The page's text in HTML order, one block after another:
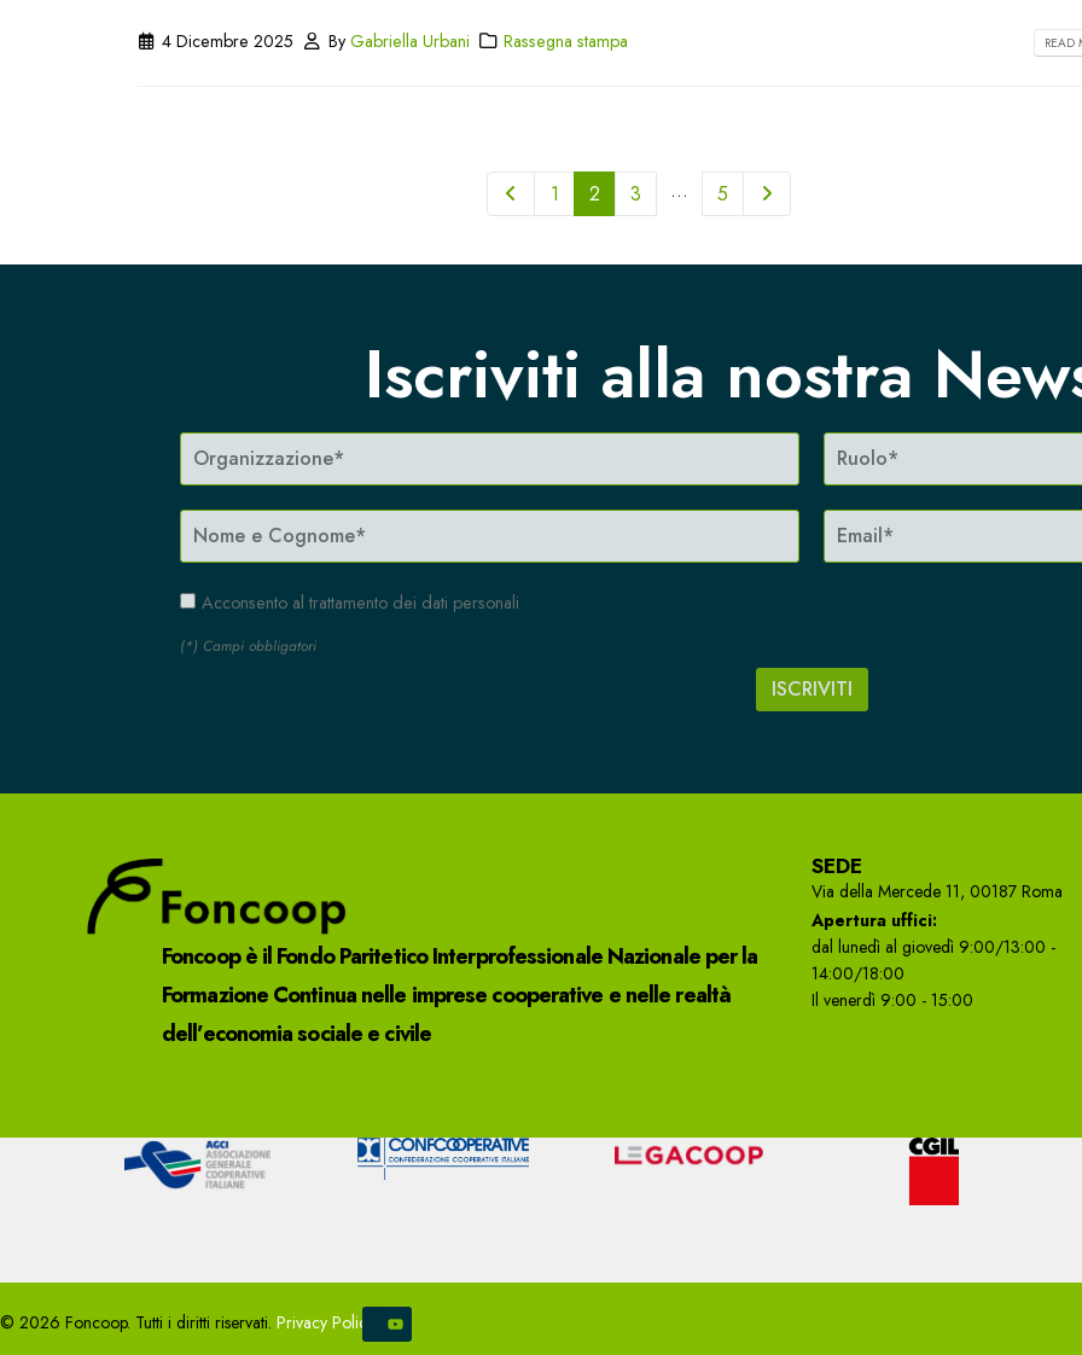
4 Dicembre 2025 ByGabriella Urbani Rassegna stampa READ
1 2 3 … 5
Iscriviti alla nostra
Acconsento al trattamento dei dati personali
(*) Campi obbligatori
Foncoop è il Fondo Paritetico Interprofessionale Nazionale per la
Formazione Continua nelle imprese cooperative e nelle realtà
dell’economia sociale e civile
SEDE
Via della Mercede 11, 00187 Roma
Apertura uffici:
dal lunedì al giovedì 9:00/13:00 -
14:00/18:00
Il venerdì 9:00 - 15:00
© 2026 Foncoop. Tutti i diritti riservati. Privacy Policy